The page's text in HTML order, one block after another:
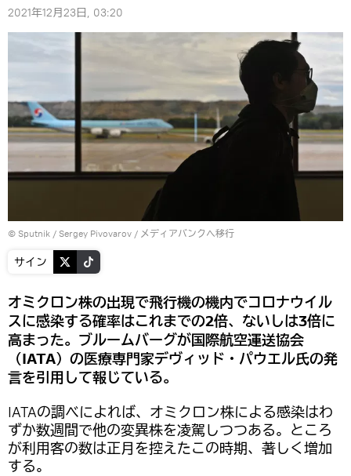
2021年12月23日, 03:20
© Sputnik / Sergey Pivovarov / メディアバンクへ移行
サイン
オミクロン株の出現で飛行機の機内でコロナウイル
スに感染する確率はこれまでの2倍、ないしは3倍に
高まった。ブルームバーグが国際航空運送協会
（IATA）の医療専門家デヴィッド・パウエル氏の発
言を引用して報じている。
IATAの調べによれば、オミクロン株による感染はわ
ずか数週間で他の変異株を凌駕しつつある。ところ
が利用客の数は正月を控えたこの時期、著しく増加
する。